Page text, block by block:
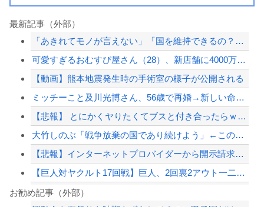
最新記事（外部）
「あきれてモノが言えない」「国を維持できるの？」外国人の永住許可要件の厳格化で在...
可愛すぎるおむすび屋さん（28）、新店舗に4000万円クラファンした成功した結果...
【動画】熊本地震発生時の手術室の様子が公開される
ミッチーこと及川光博さん、56歳で再婚→新しい命まで授かるｗｗｗｗｗ
【悲報】 とにかくヤりたくてブスと付き合ったらｗｗｗｗｗｗｗｗｗｗｗｗｗｗｗ
大竹しのぶ「戦争放棄の国であり続けよう」←この投稿が話題に
【悲報】インターネットプロバイダーから開示請求が届いた…
【巨人対ヤクルト17回戦】巨人、2回裏2アウト一二塁から浦田のタイムリーで同点に...
お勧め記事（外部）